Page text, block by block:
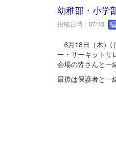
幼稚部・小学
投稿日時 : 07/13
6月18日（木）
ー・サーキットリ
会場の皆さんと一
最後は保護者と一